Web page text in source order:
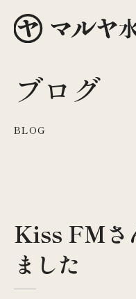
ブログ
BLOG
Kiss FMさ
ました